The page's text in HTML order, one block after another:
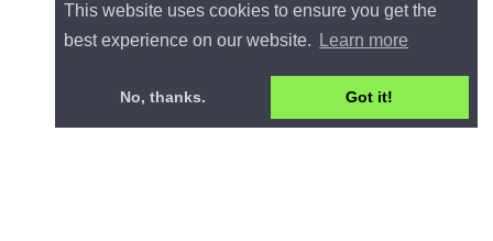
This website uses cookies to ensure you get the
best experience on our website.
Learn more
No, thanks. Got it!